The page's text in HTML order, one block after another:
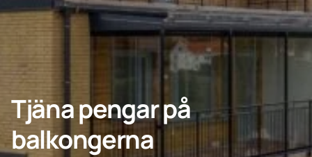
Privatperson
Kontakta oss
Tjäna pengar på
balkongerna